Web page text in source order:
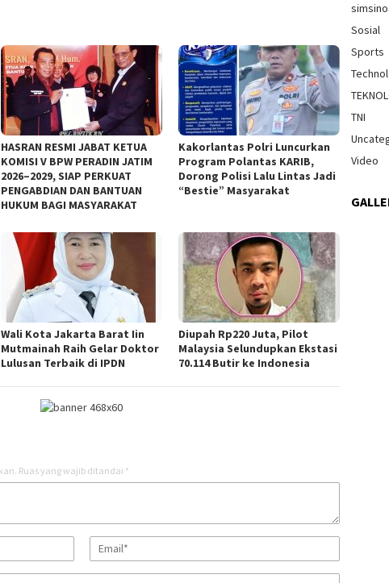
HASRAN RESMI JABAT KETUA
KOMISI V BPW PERADIN JATIM
2026–2029, SIAP PERKUAT
PENGABDIAN DAN BANTUAN
HUKUM BAGI MASYARAKAT
Kakorlantas Polri Luncurkan
Program Polantas KARIB,
Dorong Polisi Lalu Lintas Jadi
“Bestie” Masyarakat
Wali Kota Jakarta Barat Iin
Mutmainah Raih Gelar Doktor
Lulusan Terbaik di IPDN
Diupah Rp220 Juta, Pilot
Malaysia Selundupkan Ekstasi
70.114 Butir ke Indonesia
Ruas yang wajib ditandai *
Sosial
Sports
TNI
Video